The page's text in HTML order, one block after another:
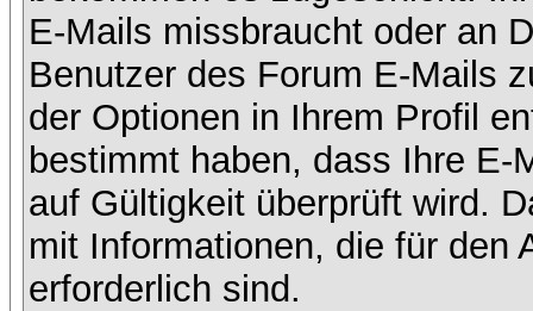
E-Mails missbraucht oder an
Benutzer des Forum E-Mails
der Optionen in Ihrem Profil
bestimmt haben, dass Ihre E-
auf Gültigkeit überprüft wird.
mit Informationen, die für den
erforderlich sind.